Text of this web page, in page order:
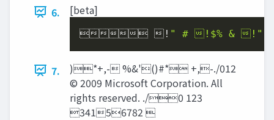
6. [beta]
 ! " # !$% & !"
7.
)*+,- %&'()#* +,-./012
© 2009 Microsoft Corporation. All
rights reserved. ./0 123
34156782 